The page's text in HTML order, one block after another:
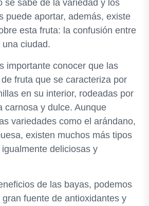
se sabe de la variedad y los
puede aportar, además, existe
esta fruta: la confusión entre
ciudad.
importante conocer que las
fruta que se caracteriza por
en su interior, rodeadas por
carnosa y dulce. Aunque
variedades como el arándano,
existen muchos más tipos
deliciosas y
de las bayas, podemos
fuente de antioxidantes y